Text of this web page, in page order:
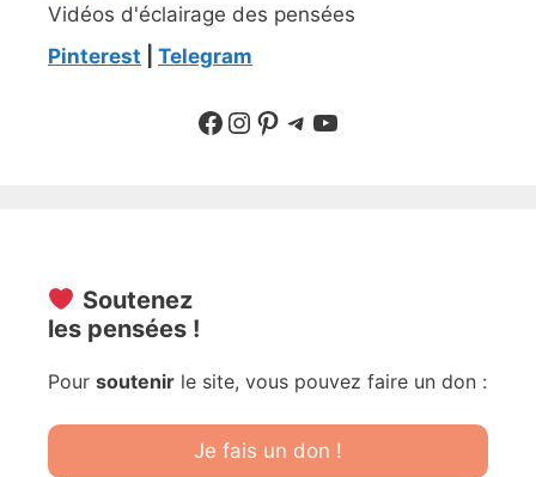
Vidéos d'éclairage des pensées
Pinterest
Telegram
Suivre sur Facebook
Suivre sur Instagram
Pinterest
Sur Telegram
YouTube
Soutenez
les pensées !
Pour soutenir le site, vous pouvez faire un don :
Je fais un don !